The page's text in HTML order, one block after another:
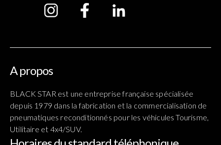
A propos
BLACK STAR est une entreprise française spécialisée
depuis 1979 dans la fabrication et la commercialisation de
pneumatiques reconditionnés pour les véhicules Tourisme,
Utilitaire et 4x4/SUV.